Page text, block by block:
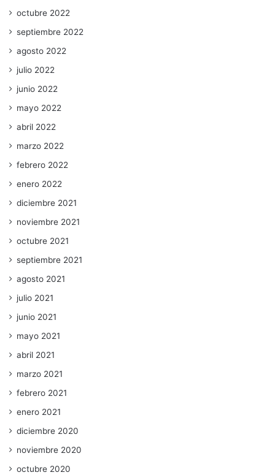
octubre 2022
septiembre 2022
agosto 2022
julio 2022
junio 2022
mayo 2022
abril 2022
marzo 2022
febrero 2022
enero 2022
diciembre 2021
noviembre 2021
octubre 2021
septiembre 2021
agosto 2021
julio 2021
junio 2021
mayo 2021
abril 2021
marzo 2021
febrero 2021
enero 2021
diciembre 2020
noviembre 2020
octubre 2020